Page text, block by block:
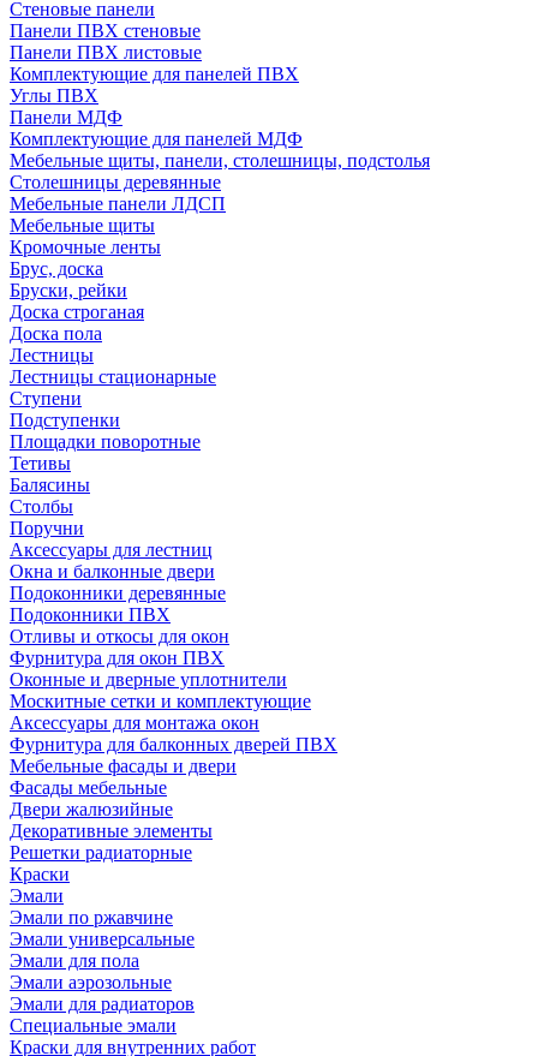
Стеновые панели
Панели ПВХ стеновые
Панели ПВХ листовые
Комплектующие для панелей ПВХ
Углы ПВХ
Панели МДФ
Комплектующие для панелей МДФ
Мебельные щиты, панели, столешницы, подстолья
Столешницы деревянные
Мебельные панели ЛДСП
Мебельные щиты
Кромочные ленты
Брус, доска
Бруски, рейки
Доска строганая
Доска пола
Лестницы
Лестницы стационарные
Ступени
Подступенки
Площадки поворотные
Тетивы
Балясины
Столбы
Поручни
Аксессуары для лестниц
Окна и балконные двери
Подоконники деревянные
Подоконники ПВХ
Отливы и откосы для окон
Фурнитура для окон ПВХ
Оконные и дверные уплотнители
Москитные сетки и комплектующие
Аксессуары для монтажа окон
Фурнитура для балконных дверей ПВХ
Мебельные фасады и двери
Фасады мебельные
Двери жалюзийные
Декоративные элементы
Решетки радиаторные
Краски
Эмали
Эмали по ржавчине
Эмали универсальные
Эмали для пола
Эмали аэрозольные
Эмали для радиаторов
Специальные эмали
Краски для внутренних работ